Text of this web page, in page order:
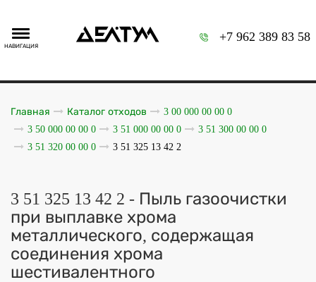
НАВИГАЦИЯ
+7 962 389 83 58
Главная Каталог отходов
3 00 000 00 00 0
3 50 000 00 00 0
3 51 000 00 00 0
3 51 300 00 00 0
3 51 320 00 00 0
3 51 325 13 42 2
3 51 325 13 42 2 - Пыль газоочистки
при выплавке хрома
металлического, содержащая
соединения хрома
шестивалентного